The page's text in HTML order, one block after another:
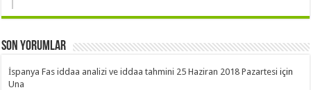
Son Yorumlar
İspanya Fas iddaa analizi ve iddaa tahmini 25 Haziran 2018 Pazartesi için
Una